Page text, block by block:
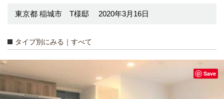
東京都 稲城市 T様邸 2020年3月16日
タイプ別にみる｜すべて
Save